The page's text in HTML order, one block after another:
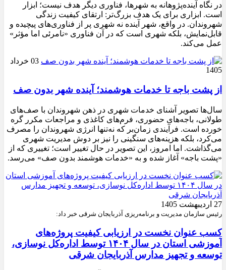
در نگاه آینده‌پژوهانه به شهرها، فناوری دیگر هدف نیست؛ ابزار
است. ابزاری برای یک هدف بزرگ‌تر: ارتقای کیفیت زندگی
شهروندان. در واقع، شهر آینده نه شهری پر از فناوری‌های پیچیده و
قابل‌نمایش، بلکه شهری است که در آن فناوری «نامرئی اما مؤثر»
عمل می‌کند.
03 خرداد
1405
از پشت باجه تا خدمات هوشمند؛ آینده شهر بدون صف
سال‌ها تصویر آشنای خدمات شهری در ذهن شهروندان با صف‌های
طولانی، باجه‌های حضوری، فرم‌های کاغذی و مراجعات مکرر گره
خورده است. فرآیندی زمان‌بر که نه‌تنها انرژی شهروندان را مصرف
می‌کرد، بلکه هزینه‌های سنگینی را نیز بر دوش مدیریت شهری
می‌گذاشت. اما امروز، این تصویر در حال تغییر است؛ تغییری که از
«پشت باجه» آغاز شده و به «خدمات هوشمند بدون صف» می‌رسد.
27 اردیبهشت 1405
رئیس سازمان مدیریت و برنامه‌ریزی آذربایجان شرقی خبر داد:
کسب عنوان نخست در ارزیابی کیفیت پروژه‌های
آموزشی استان در سال ۱۴۰۴ توسط اداره‌کل نوسازی،
توسعه و تجهیز مدارس آذربایجان شرقی